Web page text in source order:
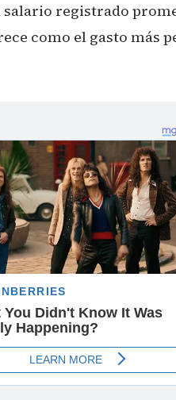
registrado
como el gasto más